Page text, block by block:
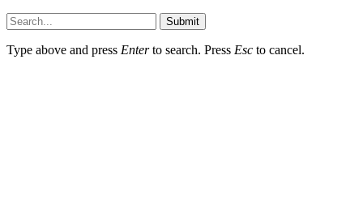
Submit
Type above and press Enterto search. Press Esc to cancel.